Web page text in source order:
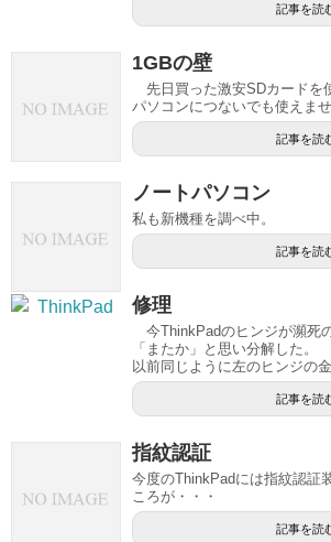
記事を読
1GBの壁
先日買った激安SDカードを
パソコンにつないでも使えませ
記事を読
ノートパソコン
私も新機種を調べ中。
記事を読
修理
今ThinkPadのヒンジが瀕死
「またか」と思い分解した。
以前同じように左のヒンジの金
記事を読
指紋認証
今度のThinkPadには指紋認証
ころが・・・
記事を読